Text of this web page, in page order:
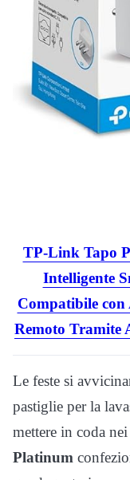
TP-Link Tapo
Intelligente
Compatibile con
Remoto Tramite
Le feste si
pastiglie per la
mettere in coda
Platinum